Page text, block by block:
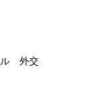
ル 外交